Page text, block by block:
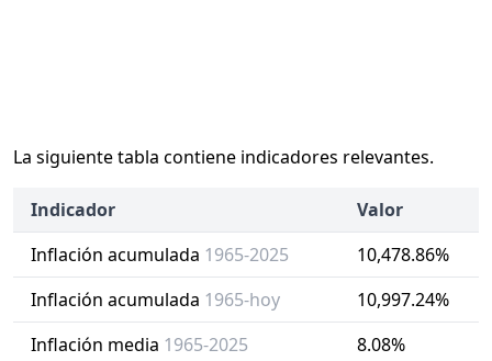
La siguiente tabla contiene indicadores relevantes.
Indicador
Valor
Inflación acumulada 1965-2025
10,478.86%
Inflación acumulada 1965-hoy
10,997.24%
Inflación media 1965-2025
8.08%